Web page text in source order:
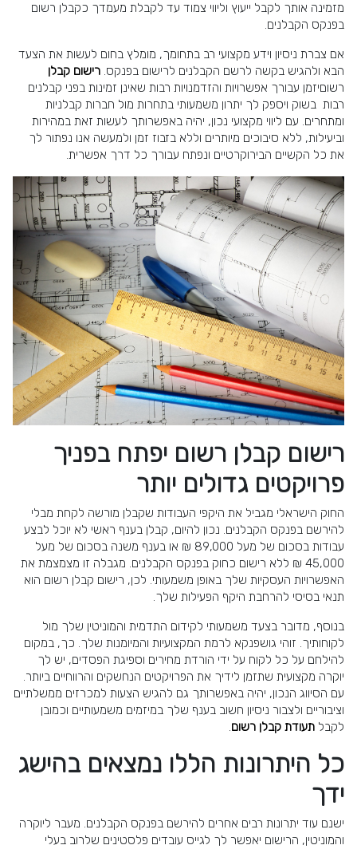
מזמינה אותך לקבל ייעוץ וליווי צמוד עד לקבלת מעמדך כקבלן רשום
בפנקס הקבלנים.
אם צברת ניסיון וידע מקצועי רב בתחומך, מומלץ בחום לעשות את הצעד
הבא ולהגיש בקשה לרשם הקבלנים לרישום בפנקס. רישום קבלן
רשוםיזמן עבורך אפשרויות והזדמנויות רבות שאינן זמינות בפני קבלנים
רבות בשוק ויספק לך יתרון משמעותי בתחרות מול חברות קבלניות
ומתחרים. עם ליווי מקצועי נכון, יהיה באפשרותך לעשות זאת במהירות
וביעילות, ללא סיבוכים מיותרים וללא בזבוז זמן ולמעשה אנו נפתור לך
את כל הקשיים הבירוקרטיים ונפתח עבורך כל דרך אפשרית.
רישום קבלן רשום יפתח בפניך
פרויקטים גדולים יותר
החוק הישראלי מגביל את היקפי העבודות שקבלן מורשה לקחת מבלי
להירשם בפנקס הקבלנים. נכון להיום, קבלן בענף ראשי לא יוכל לבצע
עבודות בסכום של מעל 89,000 ₪ או בענף משנה בסכום של מעל
45,000 ₪ ללא רישום כחוק בפנקס הקבלנים. מגבלה זו מצמצמת את
האפשרויות העסקיות שלך באופן משמעותי. לכן, רישום קבלן רשום הוא
תנאי בסיסי להרחבת היקף הפעילות שלך.
בנוסף, מדובר בצעד משמעותי לקידום התדמית והמוניטין שלך מול
לקוחותיך. זוהי גושפנקא לרמת המקצועיות והמיומנות שלך. כך, במקום
להילחם על כל לקוח על ידי הורדת מחירים וספיגת הפסדים, יש לך
יוקרה מקצועית שתזמן לידיך את הפרויקטים הנחשקים והרווחיים ביותר.
עם הסיווג הנכון, יהיה באפשרותך גם להגיש הצעות למכרזים ממשלתיים
וציבוריים ולצבור ניסיון חשוב בענף שלך במיזמים משמעותיים וכמובן
לקבל תעודת קבלן רשום.
כל היתרונות הללו נמצאים בהישג
ידך
ישנם עוד יתרונות רבים אחרים להירשם בפנקס הקבלנים. מעבר ליוקרה
והמוניטין, הרישום יאפשר לך לגייס עובדים פלסטינים שלרוב בעלי